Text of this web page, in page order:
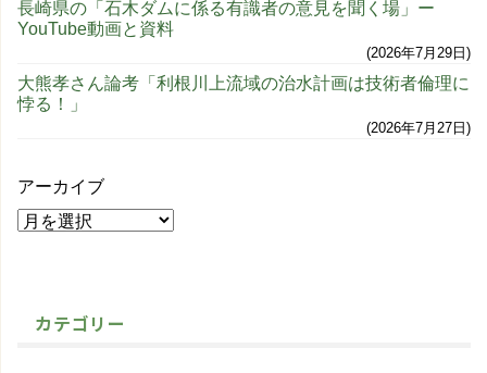
長崎県の「石木ダムに係る有識者の意見を聞く場」ー
YouTube動画と資料
2026年7月29日
大熊孝さん論考「利根川上流域の治水計画は技術者倫理に
悖る！」
2026年7月27日
アーカイブ
カテゴリー